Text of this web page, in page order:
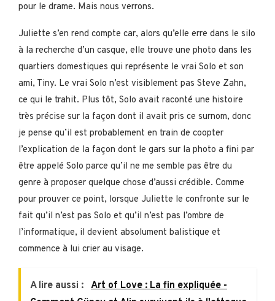
pour le drame. Mais nous verrons.
Juliette s’en rend compte car, alors qu’elle erre dans le silo
à la recherche d’un casque, elle trouve une photo dans les
quartiers domestiques qui représente le vrai Solo et son
ami, Tiny. Le vrai Solo n’est visiblement pas Steve Zahn,
ce qui le trahit. Plus tôt, Solo avait raconté une histoire
très précise sur la façon dont il avait pris ce surnom, donc
je pense qu’il est probablement en train de coopter
l’explication de la façon dont le gars sur la photo a fini par
être appelé Solo parce qu’il ne me semble pas être du
genre à proposer quelque chose d’aussi crédible. Comme
pour prouver ce point, lorsque Juliette le confronte sur le
fait qu’il n’est pas Solo et qu’il n’est pas l’ombre de
l’informatique, il devient absolument balistique et
commence à lui crier au visage.
A lire aussi : Art of Love : La fin expliquée -